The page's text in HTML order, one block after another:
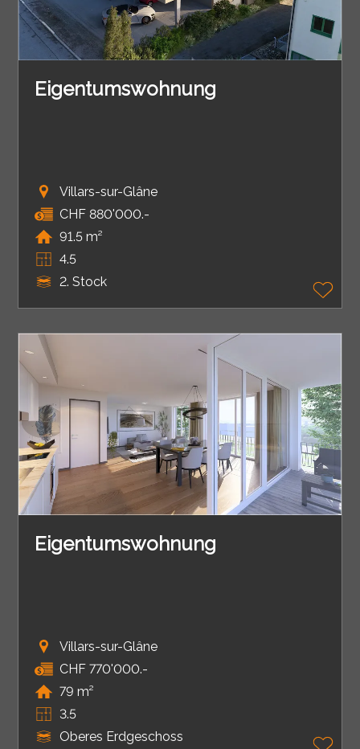
Eigentumswohnung
Villars-sur-Glâne
CHF 880'000.-
91.5 m²
4.5
2. Stock
Eigentumswohnung
Villars-sur-Glâne
CHF 770'000.-
79 m²
3.5
Oberes Erdgeschoss